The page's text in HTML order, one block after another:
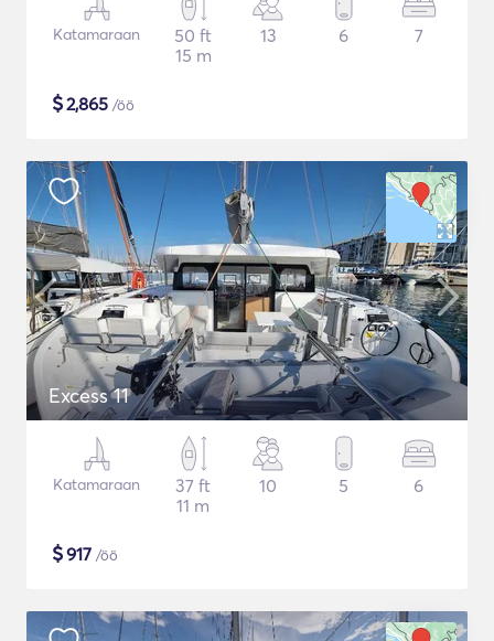
Katamaraan
50 ft
15 m
13 6 7
$2,865 /öö
Excess 11
Katamaraan
37 ft
11 m
10 5 6
$917 /öö